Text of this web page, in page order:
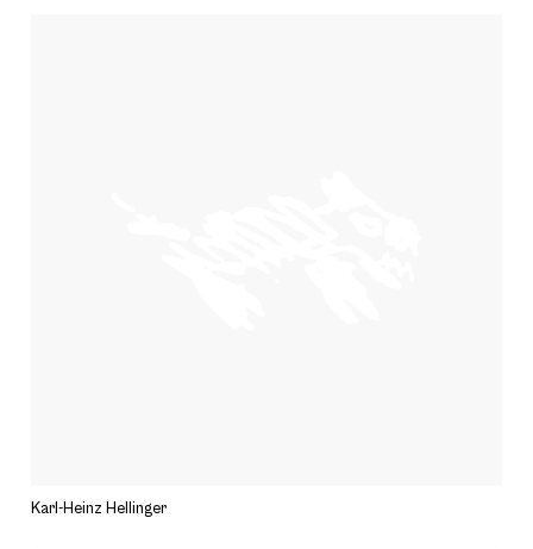
Karl-Heinz Hellinger